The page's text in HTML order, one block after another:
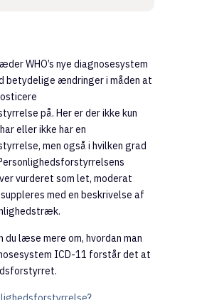
WHO’s nye diagnosesystem
betydelige ændringer i måden at
på. Her er der ikke kun
eller ikke har en
men også i hvilken grad
vurderet som let, moderat
med en beskrivelse af
du læse mere om, hvordan man
ICD-11 forstår det at